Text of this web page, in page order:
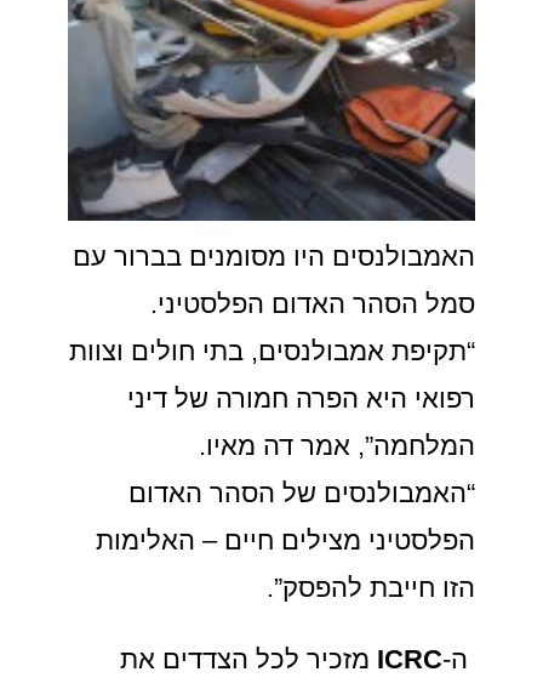
האמבולנסים היו מסומנים בברור עם
סמל הסהר האדום הפלסטיני.
“תקיפת אמבולנסים, בתי חולים וצוות
רפואי היא הפרה חמורה של דיני
המלחמה”, אמר דה מאיו.
“האמבולנסים של הסהר האדום
הפלסטיני מצילים חיים – האלימות
הזו חייבת להפסק”.
ה-ICRC מזכיר לכל הצדדים את